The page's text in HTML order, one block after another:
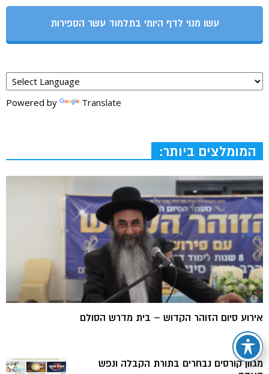
עשו מנוי לדף היומי בתלמוד עשר הספירות
Powered by Translate
המומלצים ביותר:
אירוע סיום הזוהר הקדוש – בית מדרש הסולם
מגוון קורסים נבחרים בתורת הקבלה ונפש